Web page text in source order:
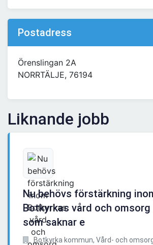
Postadress
Örenslingan 2A
NORRTÄLJE, 76194
Liknande jobb
Nu behövs förstärkning
Botkyrkas vård och omsorg
som saknar e
Botkyrka kommun, Vård- och